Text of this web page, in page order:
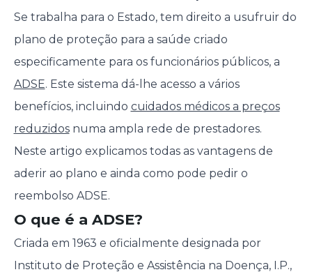
Se trabalha para o Estado, tem direito a usufruir do
plano de proteção para a saúde criado
especificamente para os funcionários públicos, a
ADSE. Este sistema dá-lhe acesso a vários
benefícios, incluindo cuidados médicos a preços
reduzidosnuma ampla rede de prestadores.
Neste artigo explicamos todas as vantagens de
aderir ao plano e ainda como pode pedir o
reembolso ADSE.
O que é a ADSE?
Criada em 1963 e oficialmente designada por
Instituto de Proteção e Assistência na Doença, I.P.,